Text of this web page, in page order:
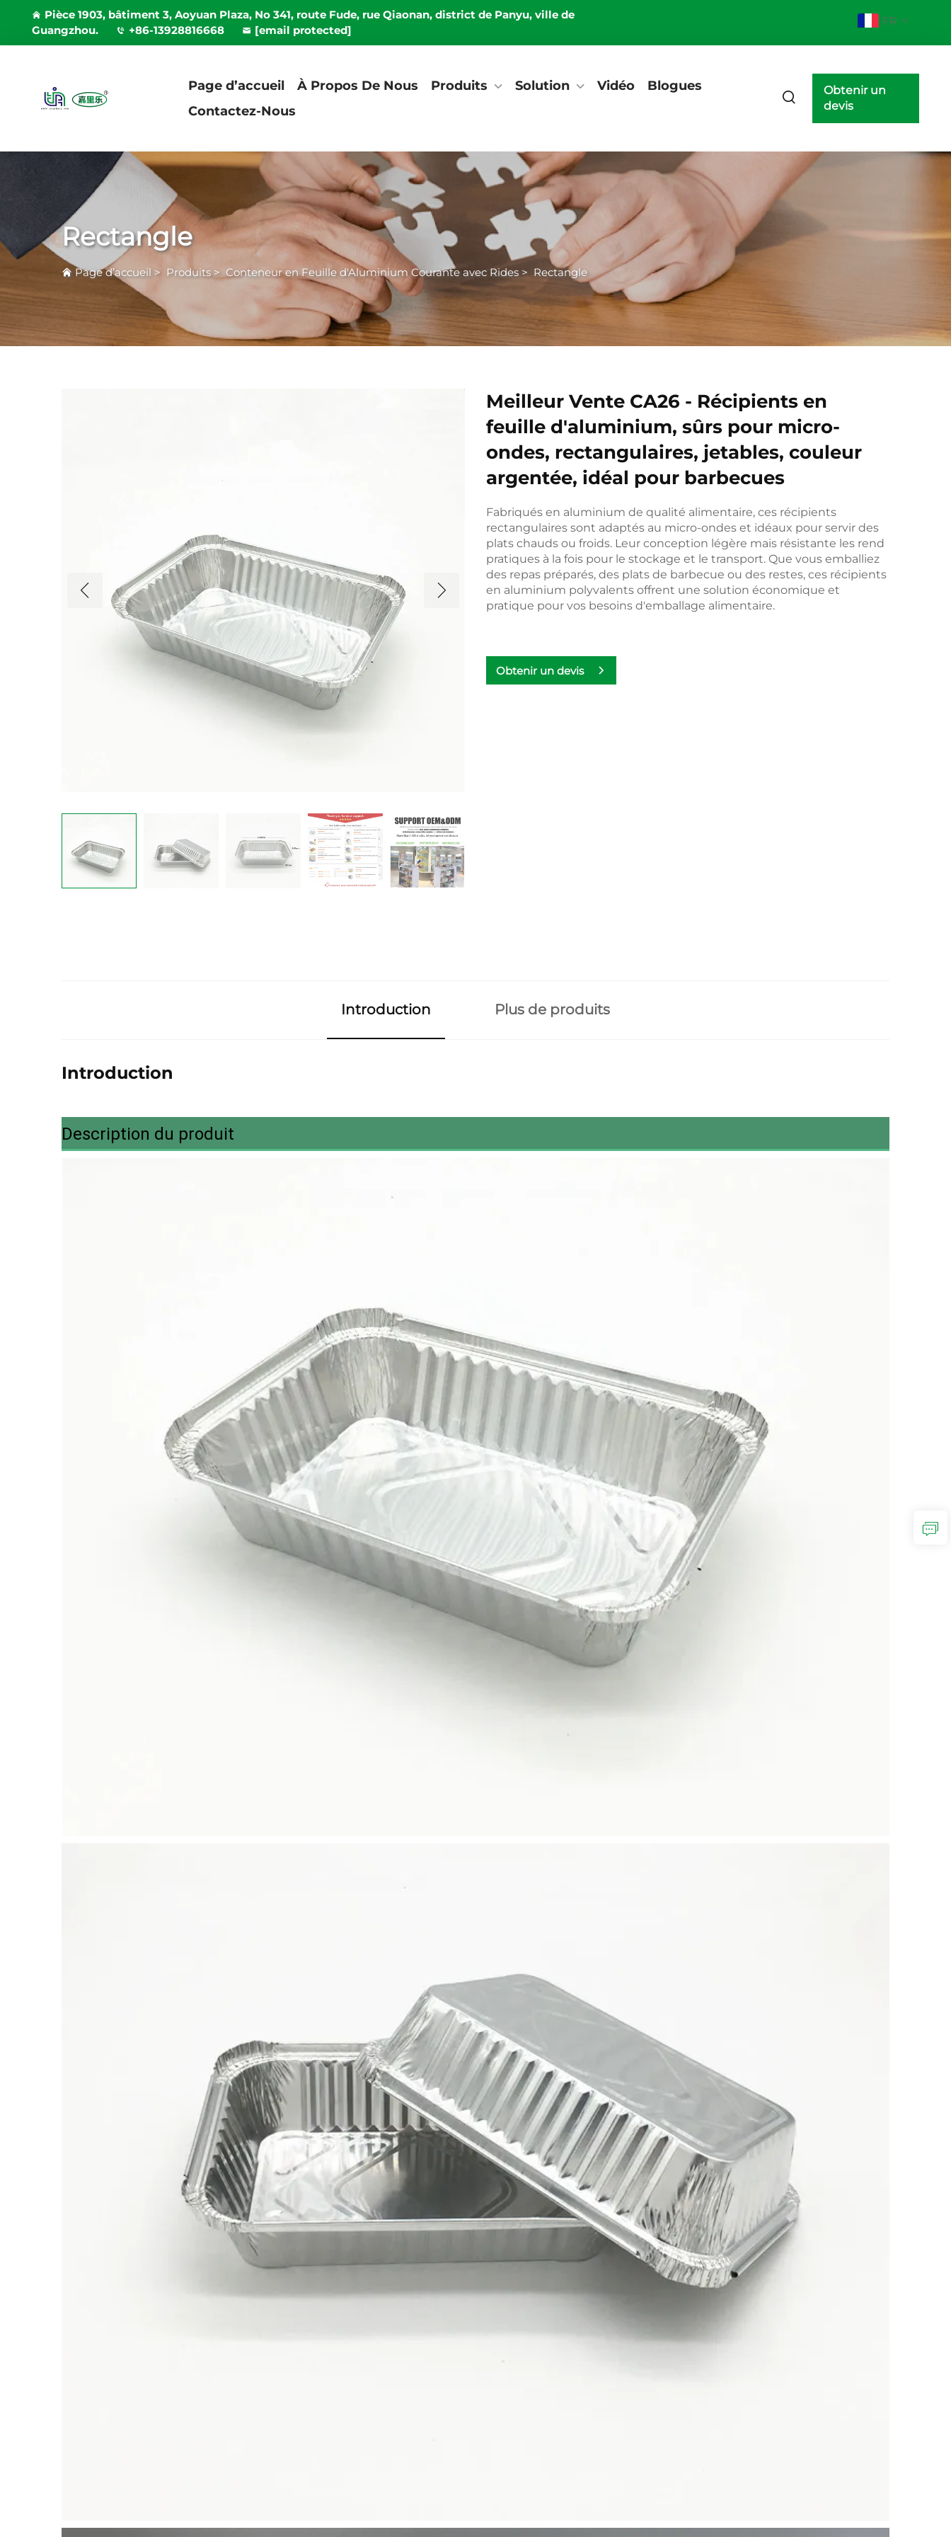
Pièce 1903, bâtiment 3, Aoyuan Plaza, No 341, route Fude, rue Qiaonan, district de Panyu, ville de
Guangzhou.
+86-13928816668 [email protected]
FR
Page d’accueil À Propos De Nous Produits Solution Vidéo
Blogues
Contactez-Nous
Obtenir un
devis
Rectangle
Page d’accueil > Produits> Conteneur en Feuille d'Aluminium Courante avec Rides > Rectangle
Meilleur Vente CA26 - Récipients en
feuille d'aluminium, sûrs pour micro-
ondes, rectangulaires, jetables, couleur
argentée, idéal pour barbecues
Fabriqués en aluminium de qualité alimentaire, ces récipients
rectangulaires sont adaptés au micro-ondes et idéaux pour servir des
plats chauds ou froids. Leur conception légère mais résistante les rend
pratiques à la fois pour le stockage et le transport. Que vous emballiez
des repas préparés, des plats de barbecue ou des restes, ces récipients
en aluminium polyvalents offrent une solution économique et
pratique pour vos besoins d'emballage alimentaire.
Obtenir un devis
Introduction Plus de produits
Introduction
Description du produit